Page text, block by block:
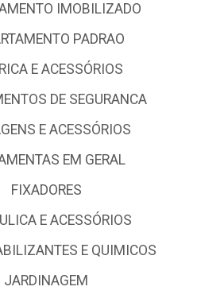
IMOBILIZADO
PADRAO
E ACESSÓRIOS
DE SEGURANCA
E ACESSÓRIOS
EM GERAL
FIXADORES
E ACESSÓRIOS
E QUIMICOS
JARDINAGEM